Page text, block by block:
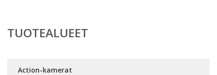
TUOTEALUEET
Action-kamerat